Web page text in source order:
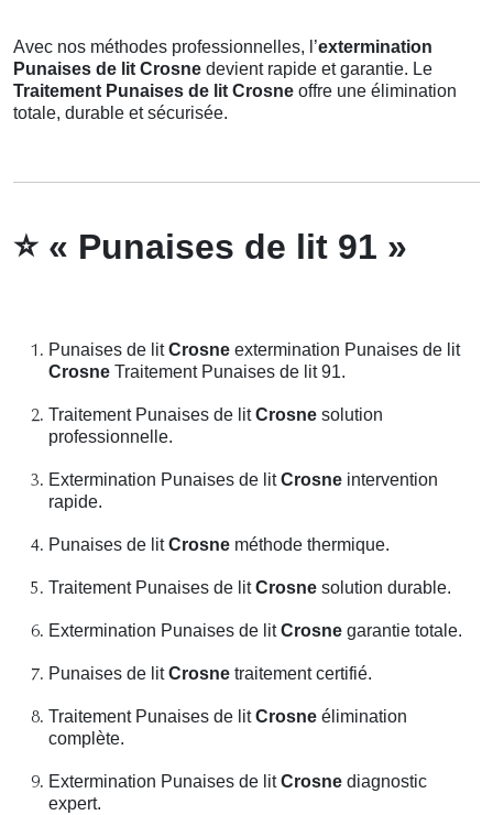
Avec nos méthodes professionnelles, l’extermination
Punaises de lit Crosne devient rapide et garantie. Le
Traitement Punaises de lit Crosne offre une élimination
totale, durable et sécurisée.
⭐« Punaises de lit 91 »
Punaises de litCrosne extermination Punaises de lit
Crosne Traitement Punaises de lit 91.
Traitement Punaises de litCrosne solution
professionnelle.
Extermination Punaises de litCrosne intervention
rapide.
Punaises de litCrosne méthode thermique.
Traitement Punaises de litCrosne solution durable.
Extermination Punaises de litCrosne garantie totale.
Punaises de litCrosne traitement certifié.
Traitement Punaises de litCrosne élimination
complète.
Extermination Punaises de litCrosne diagnostic
expert.